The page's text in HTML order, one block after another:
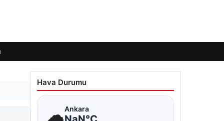
Hava Durumu
☁Ankara